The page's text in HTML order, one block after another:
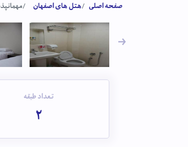
صفحه اصلی هتل های اصفهان
تعداد طبقه
2